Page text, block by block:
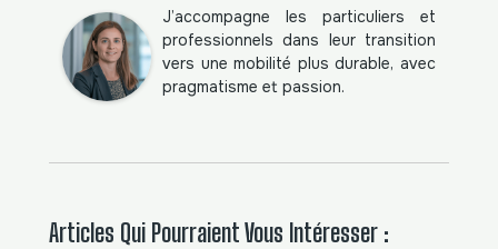
J’accompagne les particuliers et
professionnels dans leur transition
vers une mobilité plus durable, avec
pragmatisme et passion.
Articles Qui Pourraient Vous Intéresser :